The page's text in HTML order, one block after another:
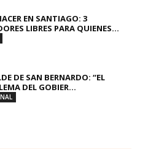
EN SANTIAGO: 3
LIBRES PARA QUIENES...
DE SAN BERNARDO: “EL
DEL GOBIER...